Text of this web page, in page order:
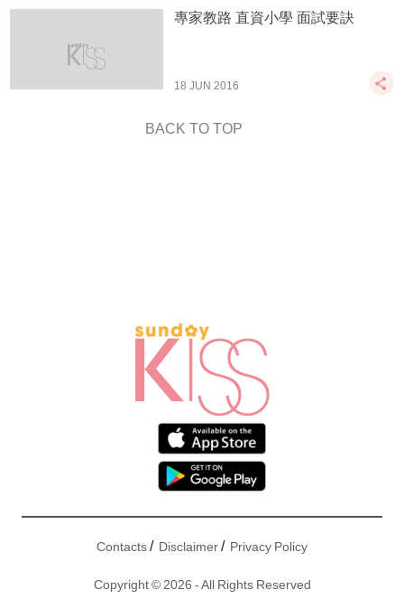
專家教路 直資小學 面試要訣
18 JUN 2016
BACK TO TOP
Contacts/ Disclaimer/ Privacy Policy
Copyright © 2026 - All Rights Reserved